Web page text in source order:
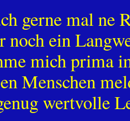
gerne mal ne
noch ein
mich prima
Menschen
wertvolle